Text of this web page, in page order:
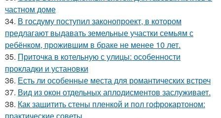
частном доме
34. В госдуму поступил законопроект, в котором
предлагают выдавать земельные участки семьям с
ребёнком, прожившим в браке не менее 10 лет.
35. Приточка в котельную с улицы: особенности
прокладки и установки
36. Есть ли особенные места для романтических встреч
37. Вид из окон отдельных аплодисментов заслуживает.
38. Как защитить стены пленкой и пол гофрокартоном:
практические советы